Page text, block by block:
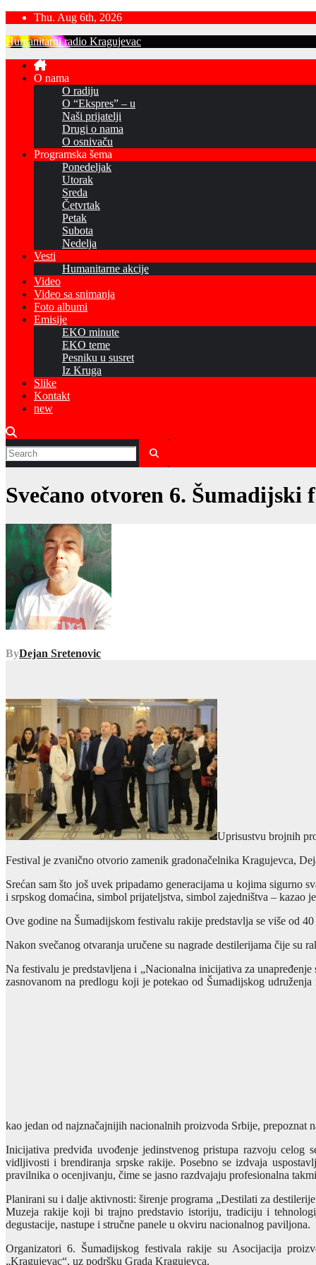
Skip
content
Thu. Aug 6th, 2026
Humanitarni radio Kragujevac
O nama
O radiju
O “Ekspres” – u
Naši prijatelji
Drugi o nama
O osnivaču
Programska šema
Ponedeljak
Utorak
Sreda
Četvrtak
Petak
Subota
Nedelja
Vesti
Humanitarne akcije
Video
Video sa snimanja
Foto albumi
Emisije
EKO minute
EKO teme
Pesniku u susret
Iz Kruga
Slike
Kontakt
new
Svečano otvoren 6. Šumadijski
ByDejan Sretenovic
Uprisustvu brojnih
Festival je zvanično otvorio zamenik gradonačelnika Kragujevca,
Srećan sam što još uvek pripadamo generacijama u kojima sigurno
i srpskog domaćina, simbol prijateljstva, simbol zajedništva – kazao
Ove godine na Šumadijskom festivalu rakije predstavlja se više od
Nakon svečanog otvaranja uručene su nagrade destilerijama čije
Na festivalu je predstavljena i „Nacionalna inicijativa za
zasnovanom na predlogu koji je potekao od Šumadijskog
kao jedan od najznačajnijih nacionalnih proizvoda Srbije, prepoznat
Inicijativa predviđa uvođenje jedinstvenog pristupa razvoju celog
vidljivosti i brendiranja srpske rakije. Posebno se izdvaja
pravilnika o ocenjivanju, čime se jasno razdvajaju profesionalna
Planirani su i dalje aktivnosti: širenje programa „Destilati za
Muzeja rakije koji bi trajno predstavioistoriju, tradiciju i
degustacije, nastupe i stručne panele u okviru nacionalnog paviljona.
Organizatori 6. Šumadijskog festivala rakije su Asocijacija
„Kragujevac“, uz podršku Grada Kragujevca.